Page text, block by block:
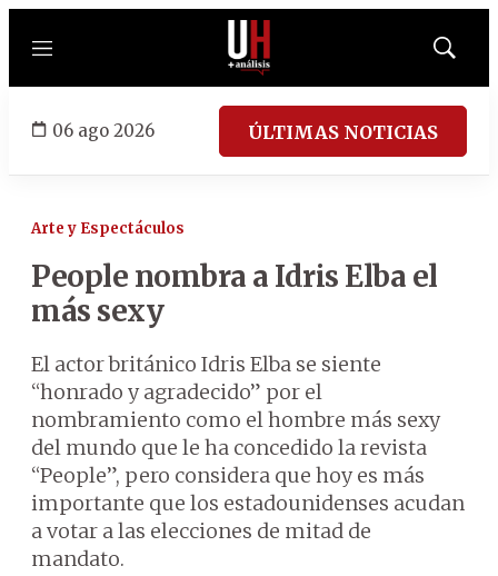
Menú
Mostrar
06 ago 2026 ÚLTIMAS NOTICIAS
Arte y Espectáculos
People nombra a Idris Elba el
más sexy
El actor británico Idris Elba se siente
“honrado y agradecido” por el
nombramiento como el hombre más sexy
del mundo que le ha concedido la revista
“People”, pero considera que hoy es más
importante que los estadounidenses acudan
a votar a las elecciones de mitad de
mandato.